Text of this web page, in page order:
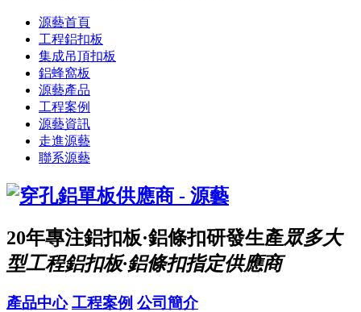
源藝首頁
工程鋁扣板
集成吊頂扣板
鋁蜂窩板
源藝產品
工程案例
源藝資訊
走進源藝
聯系源藝
20年專注鋁扣板·鋁條扣研發生產眾多大
型工程鋁扣板·鋁條扣指定供應商
產品中心 工程案例 公司簡介